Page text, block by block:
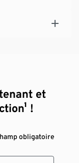
et
!
obligatoire